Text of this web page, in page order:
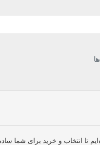
تا انتخاب و خرید برای شما